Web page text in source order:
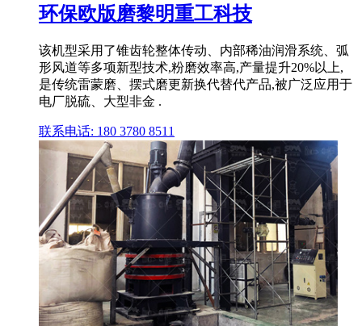
环保欧版磨黎明重工科技
该机型采用了锥齿轮整体传动、内部稀油润滑系统、弧
形风道等多项新型技术,粉磨效率高,产量提升20%以上,
是传统雷蒙磨、摆式磨更新换代替代产品,被广泛应用于
电厂脱硫、大型非金 .
联系电话: 180 3780 8511